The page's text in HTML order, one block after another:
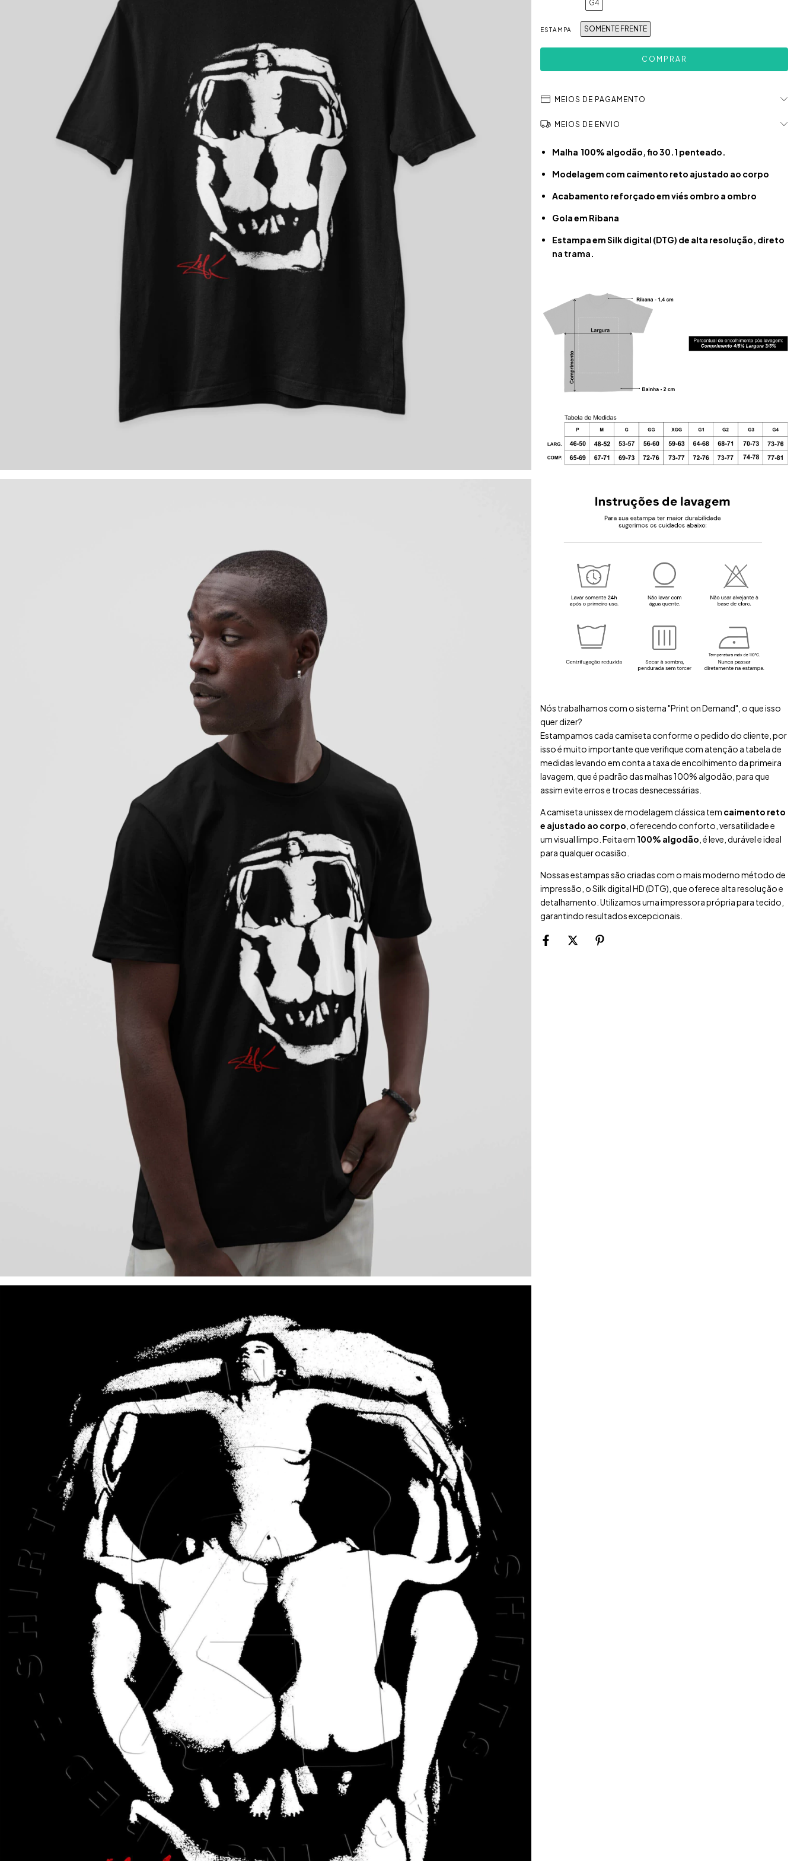
G4
ESTAMPA SOMENTE FRENTE
MEIOS DE PAGAMENTO
MEIOS DE ENVIO
Malha 100% algodão, fio 30.1 penteado.
Modelagem com caimento reto ajustado ao corpo
Acabamento reforçado em viés ombro a ombro
Gola em Ribana
Estampa em Silk digital (DTG) de alta resolução, direto
na trama.​
Nós trabalhamos com o sistema "Print on Demand", o que isso
quer dizer?
Estampamos cada camiseta conforme o pedido do cliente, por
isso é muito importante que verifique com atenção a tabela de
medidas levando em conta a taxa de encolhimento da primeira
lavagem, que é padrão das malhas 100% algodão, para que
assim evite erros e trocas desnecessárias.
A camiseta unissex de modelagem clássica tem caimento reto
e ajustado ao corpo , oferecendo conforto, versatilidade e
um visual limpo. Feita em 100% algodão , é leve, durável e ideal
para qualquer ocasião.
Nossas estampas são criadas com o mais moderno método de
impressão, o Silk digital HD (DTG), que oferece alta resolução e
detalhamento. Utilizamos uma impressora própria para tecido,
garantindo resultados excepcionais.